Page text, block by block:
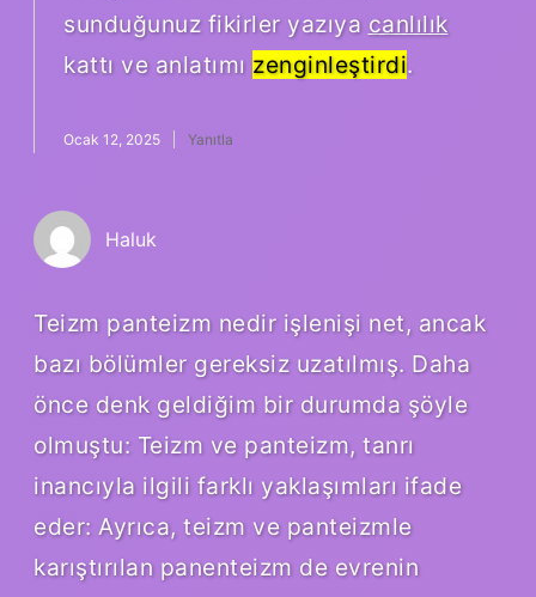
sunduğunuz fikirler yazıya canlılık
kattı ve anlatımı zenginleştirdi.
Ocak 12, 2025 Yanıtla
Haluk
Teizm panteizm nedir işlenişi net, ancak
bazı bölümler gereksiz uzatılmış. Daha
önce denk geldiğim bir durumda şöyle
olmuştu: Teizm ve panteizm, tanrı
inancıyla ilgili farklı yaklaşımları ifade
eder: Ayrıca, teizm ve panteizmle
karıştırılan panenteizm de evrenin